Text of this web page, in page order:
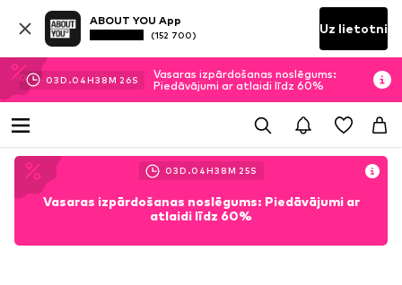
ABOUT YOU App
(152 700) Uz lietotni
03D.04H38M 24S
Vasaras izpārdošanas noslēgums:
Piedāvājumi ar atlaidi līdz 60%
03D.04H38M 24S
Vasaras izpārdošanas noslēgums: Piedāvājumi ar
atlaidi līdz 60%